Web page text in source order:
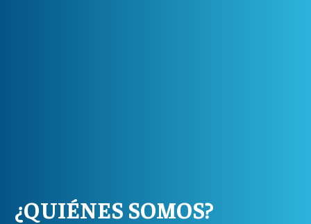
¿QUIÉNES SOMOS?